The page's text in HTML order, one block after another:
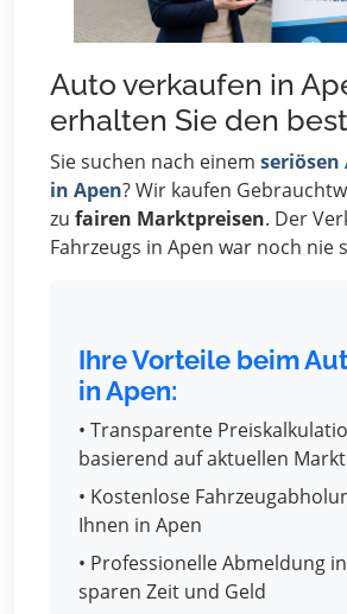
Auto verkaufen in
erhalten Sie den
Sie suchen nach einem
in Apen? Wir kaufen
zu fairen Marktpreisen. Der
Fahrzeugs in Apen war noch nie
Ihre Vorteile beim
in Apen:
• Transparente
basierend auf aktuellen
• Kostenlose
Ihnen in Apen
• Professionelle Abmeldung
sparen Zeit und Geld